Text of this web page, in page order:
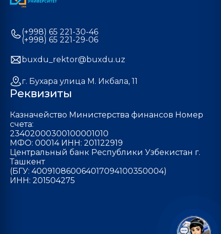
(+998) 65 221-30-46
(+998) 65 221-29-06
buxdu_rektor@buxdu.uz
г. Бухара улица М. Икбала, 11
Реквизиты
Казначейство Министерства финансов Номер
счета:
23402000300100001010
МФО: 00014 ИНН: 201122919
Центральный банк Республики Узбекистан г.
Ташкент
(БГУ: 400910860064017094100350004)
ИНН: 201504275